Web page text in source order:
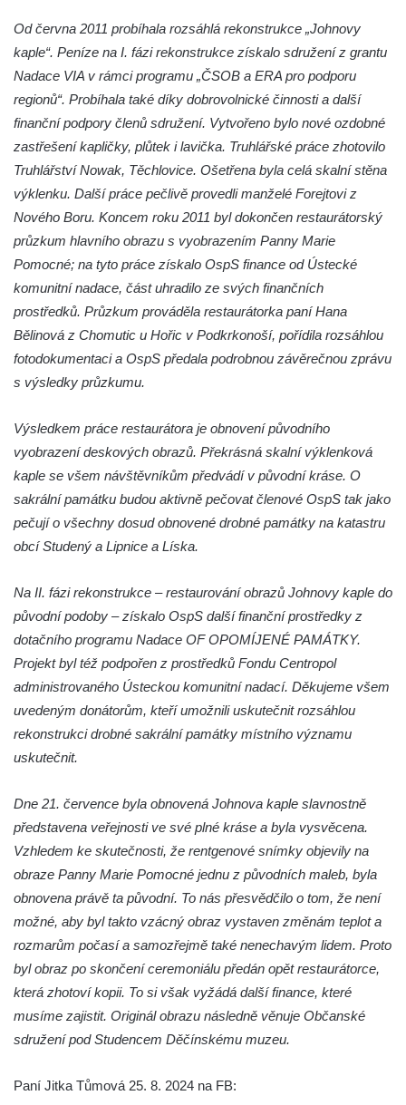
Kaple v severní části Dolního Třebonína
Márnice na hřbitově v Rybniště
Kaple u kostela svatého Jiljí v Lužci nad
Vltavou
Kostel svatého Jiljí v Lužci nad Vltavou
Kostel Nanebevzetí Panny Marie v Hostíně
u Vojkovic
Kaple svatého Bartoloměje v Bukolu
Hřbitovní kaple na hřbitově v Lužci nad
Vltavou
Hrobčicích
Kaple svatého Vavřince v Mirošovicích
Márnice na hřbitově v Račicích
Márnice na hřbitově v Dobříni
Výklenková kaple na rozcestí na jižním
okraji Liběšic
Kostel svaté Kateřiny v Chouči
Kaple svatého Blažeje východně od Lužice
Márnice na hřbitově v Lužici
Kostel svatého Martina v Kozlech
Vesnický kostel v Reinhardtsdorfu
Protestantský (evangelicko-luterský) kostel
Crostau
Kaple Nanebevstoupení Panny Marie ve
Svitavě
Výklenková kaple Piety ve Svojkově
Kostel Nejsvětější Trojice ve Velenicích
Kostel Nanebevzetí Panny Marie (St. Mariä
Od června 2011 probíhala rozsáhlá rekonstrukce „Johnovy
kaple“. Peníze na I. fázi rekonstrukce získalo sdružení z grantu
Nadace VIA v rámci programu „ČSOB a ERA pro podporu
regionů“. Probíhala také díky dobrovolnické činnosti a další
finanční podpory členů sdružení. Vytvořeno bylo nové ozdobné
zastřešení kapličky, plůtek i lavička. Truhlářské práce zhotovilo
Truhlářství Nowak, Těchlovice. Ošetřena byla celá skalní stěna
výklenku. Další práce pečlivě provedli manželé Forejtovi z
Nového Boru. Koncem roku 2011 byl dokončen restaurátorský
průzkum hlavního obrazu s vyobrazením Panny Marie
Pomocné; na tyto práce získalo OspS finance od Ústecké
komunitní nadace, část uhradilo ze svých finančních
prostředků. Průzkum prováděla restaurátorka paní Hana
Bělinová z Chomutic u Hořic v Podkrkonoší, pořídila rozsáhlou
fotodokumentaci a OspS předala podrobnou závěrečnou zprávu
s výsledky průzkumu.
Výsledkem práce restaurátora je obnovení původního
vyobrazení deskových obrazů. Překrásná skalní výklenková
kaple se všem návštěvníkům předvádí v původní kráse. O
sakrální památku budou aktivně pečovat členové OspS tak jako
pečují o všechny dosud obnovené drobné památky na katastru
obcí Studený a Lipnice a Líska.
Na II. fázi rekonstrukce – restaurování obrazů Johnovy kaple do
původní podoby – získalo OspS další finanční prostředky z
dotačního programu Nadace OF OPOMÍJENÉ PAMÁTKY.
Projekt byl též podpořen z prostředků Fondu Centropol
administrovaného Ústeckou komunitní nadací. Děkujeme všem
uvedeným donátorům, kteří umožnili uskutečnit rozsáhlou
rekonstrukci drobné sakrální památky místního významu
uskutečnit.
Dne 21. července byla obnovená Johnova kaple slavnostně
představena veřejnosti ve své plné kráse a byla vysvěcena.
Vzhledem ke skutečnosti, že rentgenové snímky objevily na
obraze Panny Marie Pomocné jednu z původních maleb, byla
obnovena právě ta původní. To nás přesvědčilo o tom, že není
možné, aby byl takto vzácný obraz vystaven změnám teplot a
rozmarům počasí a samozřejmě také nenechavým lidem. Proto
byl obraz po skončení ceremoniálu předán opět restaurátorce,
která zhotoví kopii. To si však vyžádá další finance, které
musíme zajistit. Originál obrazu následně věnuje Občanské
sdružení pod Studencem Děčínskému muzeu.
Paní Jitka Tůmová 25. 8. 2024 na FB: